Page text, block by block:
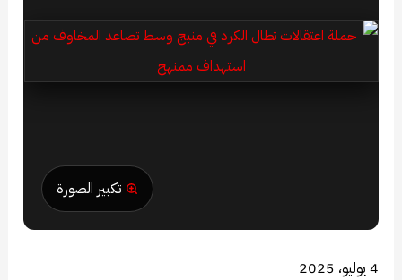
تكبير الصورة
4 يوليو، 2025